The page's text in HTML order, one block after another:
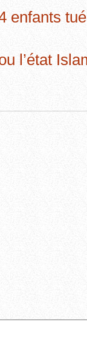
enfants
l’état